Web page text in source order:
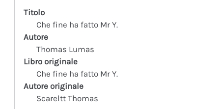
Titolo
Che fine ha fatto Mr Y.
Autore
Thomas Lumas
Libro originale
Che fine ha fatto Mr Y.
Autore originale
Scareltt Thomas